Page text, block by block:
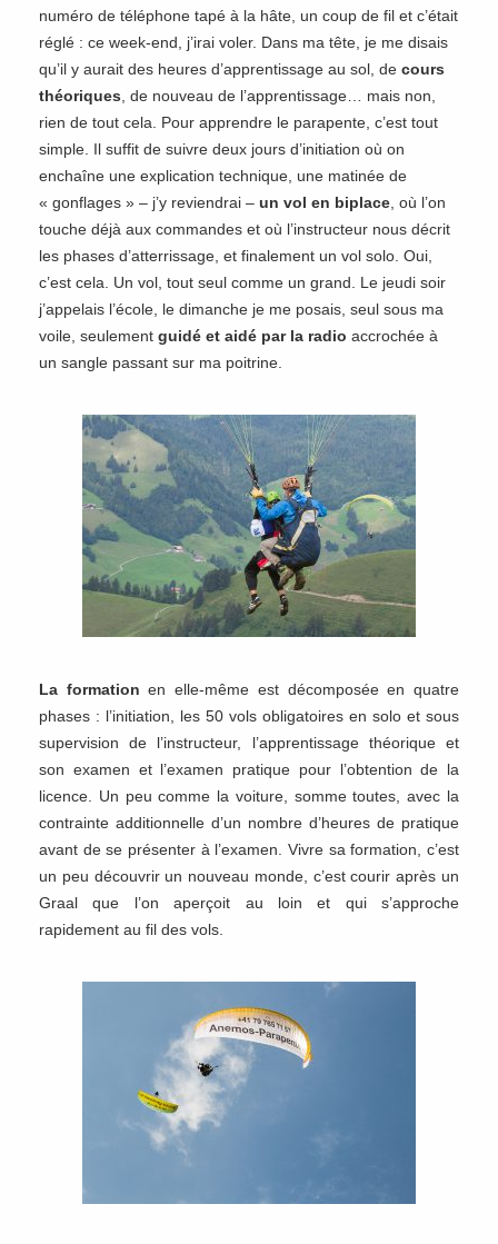
numéro de téléphone tapé à la hâte, un coup de fil et c’était
réglé : ce week-end, j’irai voler. Dans ma tête, je me disais
qu’il y aurait des heures d’apprentissage au sol, de cours
théoriques , de nouveau de l’apprentissage… mais non,
rien de tout cela. Pour apprendre le parapente, c’est tout
simple. Il suffit de suivre deux jours d’initiation où on
enchaîne une explication technique, une matinée de
« gonflages » – j’y reviendrai – un vol en biplace , où l’on
touche déjà aux commandes et où l’instructeur nous décrit
les phases d’atterrissage, et finalement un vol solo. Oui,
c’est cela. Un vol, tout seul comme un grand. Le jeudi soir
j’appelais l’école, le dimanche je me posais, seul sous ma
voile, seulement guidé et aidé par la radio accrochée à
un sangle passant sur ma poitrine.
La formation en elle-même est décomposée en quatre
phases : l’initiation, les 50 vols obligatoires en solo et sous
supervision de l’instructeur, l’apprentissage théorique et
son examen et l’examen pratique pour l’obtention de la
licence. Un peu comme la voiture, somme toutes, avec la
contrainte additionnelle d’un nombre d’heures de pratique
avant de se présenter à l’examen. Vivre sa formation, c’est
un peu découvrir un nouveau monde, c’est courir après un
Graal que l’on aperçoit au loin et qui s’approche
rapidement au fil des vols.